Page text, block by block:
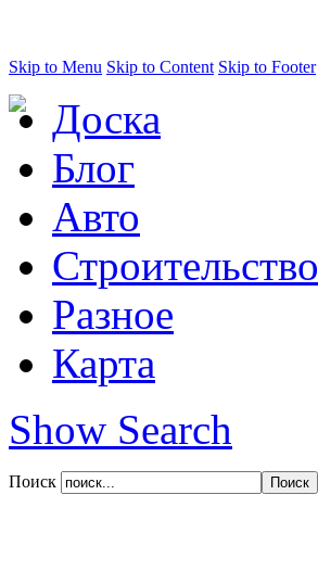
Skip to Menu Skip to Content Skip to Footer
Доска
Блог
Авто
Строительство
Разное
Карта
Show Search
Поиск